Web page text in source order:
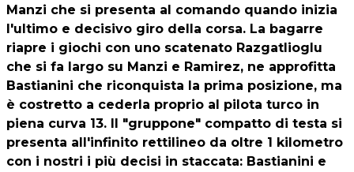
Manzi che si presenta al comando quando inizia
l'ultimo e decisivo giro della corsa. La bagarre
riapre i giochi con uno scatenato Razgatlioglu
che si fa largo su Manzi e Ramirez, ne approfitta
Bastianini che riconquista la prima posizione, ma
è costretto a cederla proprio al pilota turco in
piena curva 13. Il "gruppone" compatto di testa si
presenta all'infinito rettilineo da oltre 1 kilometro
con i nostri i più decisi in staccata: Bastianini e